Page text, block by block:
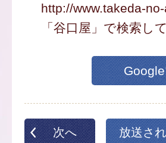
http://www.takeda-
「谷口屋」で検索し
次へ
放送さ